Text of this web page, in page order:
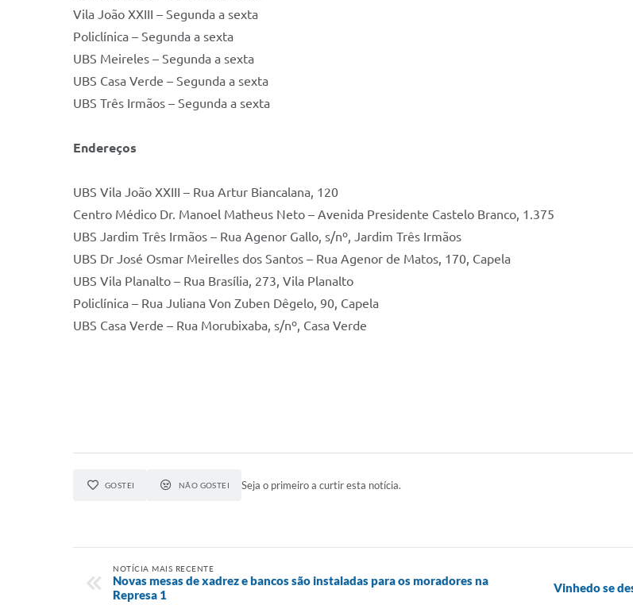
Vila João XXIII – Segunda a sexta
Policlínica – Segunda a sexta
UBS Meireles – Segunda a sexta
UBS Casa Verde – Segunda a sexta
UBS Três Irmãos – Segunda a sexta
Endereços
UBS Vila João XXIII – Rua Artur Biancalana, 120
Centro Médico Dr. Manoel Matheus Neto – Avenida Presidente Castelo Branco, 1.375
UBS Jardim Três Irmãos – Rua Agenor Gallo, s/nº, Jardim Três Irmãos
UBS Dr José Osmar Meirelles dos Santos – Rua Agenor de Matos, 170, Capela
UBS Vila Planalto – Rua Brasília, 273, Vila Planalto
Policlínica – Rua Juliana Von Zuben Dêgelo, 90, Capela
UBS Casa Verde – Rua Morubixaba, s/nº, Casa Verde
GOSTEI NÃO GOSTEI Seja o primeiro a curtir esta notícia.
NOTÍCIA MAIS RECENTE
Novas mesas de xadrez e bancos são instaladas para os moradores na
Represa 1
Vinhedo se